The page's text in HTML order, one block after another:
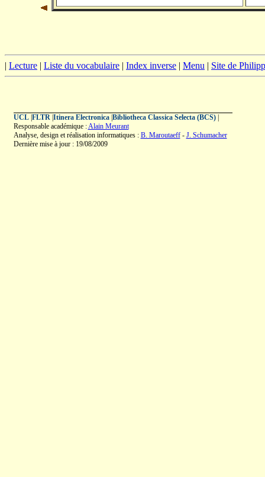
| Lecture | Liste du vocabulaire | Index inverse | Menu | Site de
UCL| FLTR| Itinera Electronica| Bibliotheca Classica Selecta (BCS)|
Responsable académique :Alain Meurant
Analyse, design et réalisation informatiques : B. Maroutaeff- J. Schumacher
Dernière mise à jour : 19/08/2009